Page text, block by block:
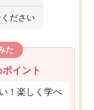
ださい
た
イント
！楽しく学べ